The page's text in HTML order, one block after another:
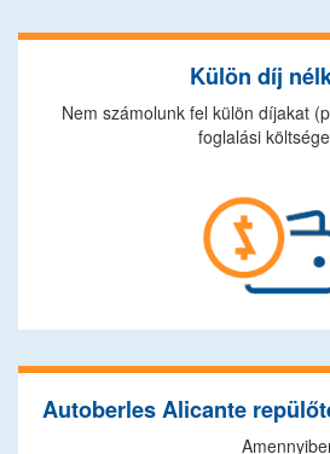
Külön díj
Nem számolunk fel külön díjakat
foglalási
Autoberles Alicante